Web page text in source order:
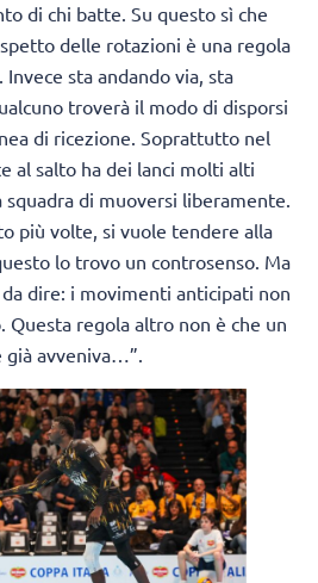
di chi batte. Su questo sì che
delle rotazioni è una regola
sta andando via, sta
troverà il modo di disporsi
di ricezione. Soprattutto nel
al salto ha dei lanci molti alti
squadra di muoversi liberamente.
più volte, si vuole tendere alla
lo trovo un controsenso. Ma
da dire: i movimenti anticipati non
Questa regola altro non è che un
già avveniva…”.